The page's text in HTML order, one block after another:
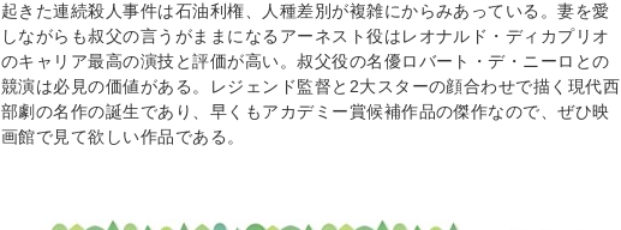
起きた連続殺人事件は石油利権、人種差別が複雑にからみあっている。妻を愛
しながらも叔父の言うがままになるアーネスト役はレオナルド・ディカプリオ
のキャリア最高の演技と評価が高い。叔父役の名優ロバート・デ・ニーロとの
競演は必見の価値がある。レジェンド監督と2大スターの顔合わせで描く現代西
部劇の名作の誕生であり、早くもアカデミー賞候補作品の傑作なので、ぜひ映
画館で見て欲しい作品である。